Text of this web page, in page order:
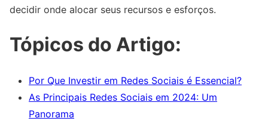
decidir onde alocar seus recursos e esforços.
Tópicos do Artigo:
Por Que Investir em Redes Sociais é Essencial?
As Principais Redes Sociais em 2024: Um
Panorama